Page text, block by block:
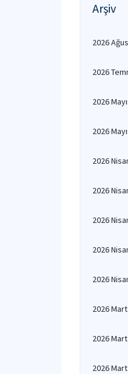
Arşiv
2026
2026
2026
2026
2026
2026
2026
2026
2026
2026
2026
2026